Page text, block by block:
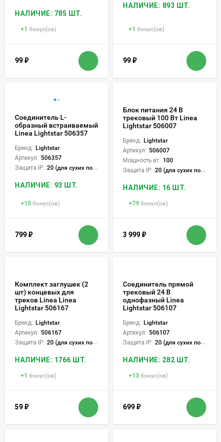
НАЛИЧИЕ: 785 ШТ.
+1 бонус(ов)
99 ₽
НАЛИЧИЕ: 893 ШТ.
+1 бонус(ов)
99 ₽
Соединитель L-
образный встраиваемый
Linea Lightstar 506357
Бренд: Lightstar
Артикул: 506357
Защита IP: 20 (для сухих пом.)
НАЛИЧИЕ: 93 ШТ.
+15 бонус(ов)
799 ₽
Блок питания 24 В
трековый 100 Вт Linea
Lightstar 506007
Бренд: Lightstar
Артикул: 506007
Мощность вт: 100
Защита IP: 20 (для сухих пом.)
НАЛИЧИЕ: 16 ШТ.
+79 бонус(ов)
3 999 ₽
Комплект заглушек (2
шт) концевых для
треков Linea Linea
Lightstar 506167
Бренд: Lightstar
Артикул: 506167
Защита IP: 20 (для сухих пом.)
НАЛИЧИЕ: 1766 ШТ.
+1 бонус(ов)
59 ₽
Соединитель прямой
трековый 24 В
однофазный Linea
Lightstar 506107
Бренд: Lightstar
Артикул: 506107
Защита IP: 20 (для сухих пом.)
НАЛИЧИЕ: 282 ШТ.
+13 бонус(ов)
699 ₽